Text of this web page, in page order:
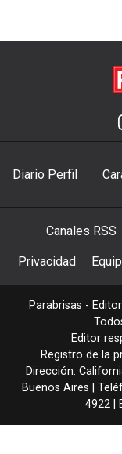
Diario Perfil
Canales RSS
Privacidad
Parabrisas -
Editor
Registro de la
Dirección:
Buenos Aires |
4922 |